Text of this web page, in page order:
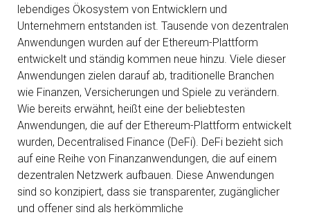
lebendiges Ökosystem von Entwicklern und
Unternehmern entstanden ist. Tausende von dezentralen
Anwendungen wurden auf der Ethereum-Plattform
entwickelt und ständig kommen neue hinzu. Viele dieser
Anwendungen zielen darauf ab, traditionelle Branchen
wie Finanzen, Versicherungen und Spiele zu verändern.
Wie bereits erwähnt, heißt eine der beliebtesten
Anwendungen, die auf der Ethereum-Plattform entwickelt
wurden, Decentralised Finance (DeFi). DeFi bezieht sich
auf eine Reihe von Finanzanwendungen, die auf einem
dezentralen Netzwerk aufbauen. Diese Anwendungen
sind so konzipiert, dass sie transparenter, zugänglicher
und offener sind als herkömmliche